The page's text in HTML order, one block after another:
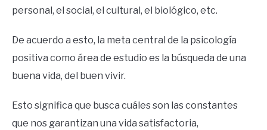
personal, el social, el cultural, el biológico, etc.
De acuerdo a esto, la meta central de la psicología
positiva como área de estudio es la búsqueda de una
buena vida, del buen vivir.
Esto significa que busca cuáles son las constantes
que nos garantizan una vida satisfactoria,